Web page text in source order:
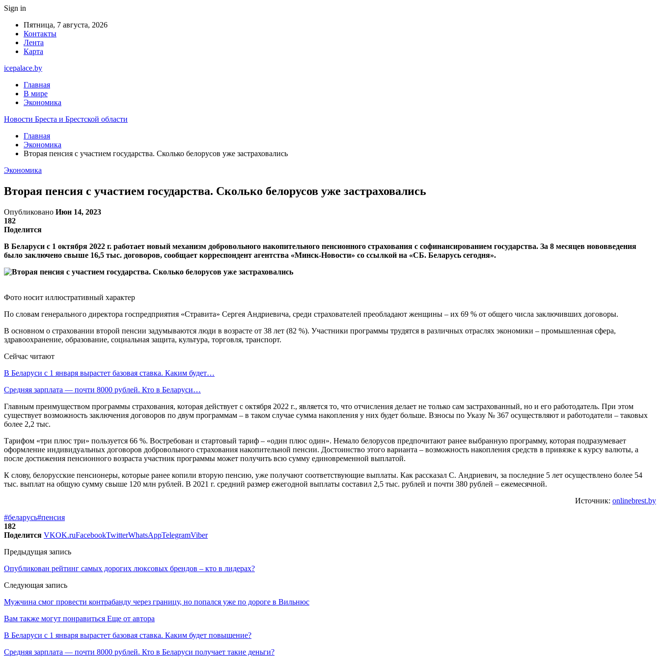
Sign in
Пятница, 7 августа, 2026
Контакты
Лента
Карта
icepalace.by
Главная
В мире
Экономика
Новости Бреста и Брестской области
Главная
Экономика
Вторая пенсия с участием государства. Сколько белорусов уже застраховались
Экономика
Вторая пенсия с участием государства. Сколько белорусов уже застраховались
Опубликовано Июн 14, 2023
182
Поделится
В Беларуси с 1 октября 2022 г. работает новый механизм добровольного накопительного пенсионного страхования с софинансированием государства. За 8 месяцев нововведения
было заключено свыше 16,5 тыс. договоров, сообщает корреспондент агентства «Минск-Новости» со ссылкой на «СБ. Беларусь сегодня».
Фото носит иллюстративный характер
По словам генерального директора госпредприятия «Стравита» Сергея Андриевича, среди страхователей преобладают женщины – их 69 % от общего числа заключивших договоры.
В основном о страховании второй пенсии задумываются люди в возрасте от 38 лет (82 %). Участники программы трудятся в различных отраслях экономики – промышленная сфера,
здравоохранение, образование, социальная защита, культура, торговля, транспорт.
Сейчас читают
В Беларуси с 1 января вырастет базовая ставка. Каким будет…
Средняя зарплата — почти 8000 рублей. Кто в Беларуси…
Главным преимуществом программы страхования, которая действует с октября 2022 г., является то, что отчисления делает не только сам застрахованный, но и его работодатель. При этом
существует возможность заключения договоров по двум программам – в таком случае сумма накопления у них будет больше. Взносы по Указу № 367 осуществляют и работодатели – таковых
более 2,2 тыс.
Тарифом «три плюс три» пользуется 66 %. Востребован и стартовый тариф – «один плюс один». Немало белорусов предпочитают ранее выбранную программу, которая подразумевает
оформление индивидуальных договоров добровольного страхования накопительной пенсии. Достоинство этого варианта – возможность накопления средств в привязке к курсу валюты, а
после достижения пенсионного возраста участник программы может получить всю сумму единовременной выплатой.
К слову, белорусские пенсионеры, которые ранее копили вторую пенсию, уже получают соответствующие выплаты. Как рассказал С. Андриевич, за последние 5 лет осуществлено более 54
тыс. выплат на общую сумму свыше 120 млн рублей. В 2021 г. средний размер ежегодной выплаты составил 2,5 тыс. рублей и почти 380 рублей – ежемесячной.
Источник: onlinebrest.by
#беларусь#пенсия
182
Поделится VKOK.ruFacebookTwitterWhatsAppTelegramViber
Предыдущая запись
Опубликован рейтинг самых дорогих люксовых брендов – кто в лидерах?
Следующая запись
Мужчина смог провести контрабанду через границу, но попался уже по дороге в Вильнюс
Вам также могут понравиться Еще от автора
В Беларуси с 1 января вырастет базовая ставка. Каким будет повышение?
Средняя зарплата — почти 8000 рублей. Кто в Беларуси получает такие деньги?